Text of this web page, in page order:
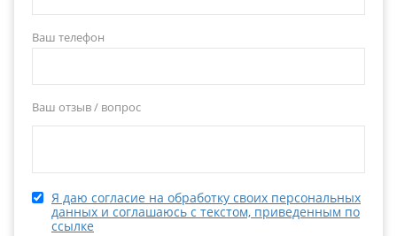
Ваш телефон
Ваш отзыв / вопрос
Я даю согласие на обработку своих персональных
данных и соглашаюсь с текстом, приведенным по
ссылке